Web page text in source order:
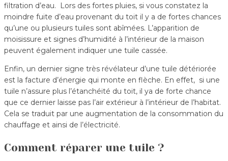
filtration d’eau. Lors des fortes pluies, si vous constatez la
moindre fuite d’eau provenant du toit il y a de fortes chances
qu’une ou plusieurs tuiles sont abîmées. L’apparition de
moisissure et signes d’humidité à l’intérieur de la maison
peuvent également indiquer une tuile cassée.
Enfin, un dernier signe très révélateur d’une tuile détériorée
est la facture d’énergie qui monte en flèche. En effet, si une
tuile n’assure plus l’étanchéité du toit, il ya de forte chance
que ce dernier laisse pas l’air extérieur à l’intérieur de l’habitat.
Cela se traduit par une augmentation de la consommation du
chauffage et ainsi de l’électricité.
Comment réparer une tuile ?